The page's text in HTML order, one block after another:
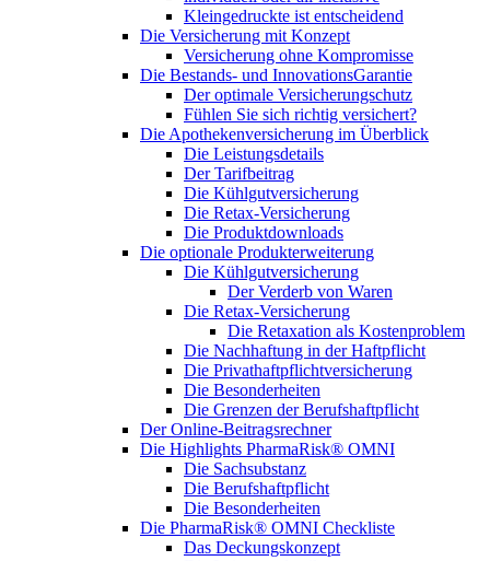
Kleingedruckte ist entscheidend
Die Versicherung mit Konzept
Versicherung ohne Kompromisse
Die Bestands- und InnovationsGarantie
Der optimale Versicherungschutz
Fühlen Sie sich richtig versichert?
Die Apothekenversicherung im Überblick
Die Leistungsdetails
Der Tarifbeitrag
Die Kühlgutversicherung
Die Retax-Versicherung
Die Produktdownloads
Die optionale Produkterweiterung
Die Kühlgutversicherung
Der Verderb von Waren
Die Retax-Versicherung
Die Retaxation als Kostenproblem
Die Nachhaftung in der Haftpflicht
Die Privathaftpflichtversicherung
Die Besonderheiten
Die Grenzen der Berufshaftpflicht
Der Online-Beitragsrechner
Die Highlights PharmaRisk® OMNI
Die Sachsubstanz
Die Berufshaftpflicht
Die Besonderheiten
Die PharmaRisk® OMNI Checkliste
Das Deckungskonzept